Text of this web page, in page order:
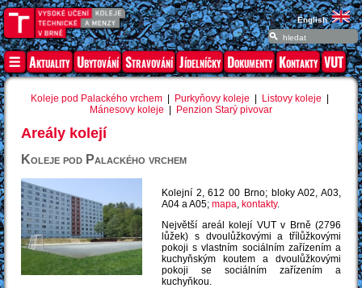
English
Aktuality Ubytování Stravování Jídelníčky Dokumenty Kontakty VUT
Koleje pod Palackého vrchem Purkyňovy koleje Listovy koleje
Mánesovy koleje
Penzion Starý pivovar
Areály kolejí
Koleje pod Palackého vrchem
Kolejní 2, 612 00 Brno; bloky A02, A03,
A04 a A05; mapa, kontakty.
Největší areál kolejí VUT v Brně (2796
lůžek) s dvoulůžkovými a třílůžkovými
pokoji s vlastním sociálním zařízením a
kuchyňským koutem a dvoulůžkovými
pokoji se sociálním zařízením a
kuchyňkou.